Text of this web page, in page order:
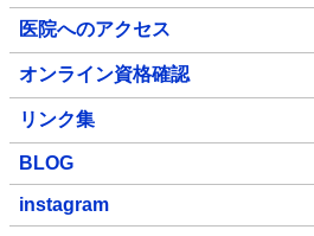
医院へのアクセス
オンライン資格確認
リンク集
BLOG
instagram